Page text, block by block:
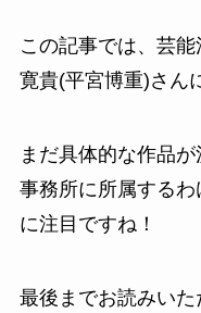
この記事では、芸
寛貴(平宮博重)さん
まだ具体的な作品
事務所に所属する
に注目ですね！
最後までお読みい